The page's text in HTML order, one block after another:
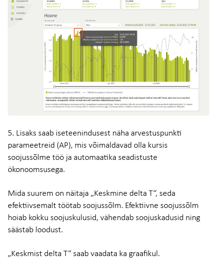
5. Lisaks saab iseteenindusest näha arvestuspunkti
parameetreid (AP), mis võimaldavad olla kursis
soojussõlme töö ja automaatika seadistuste
ökonoomsusega.
Mida suurem on näitaja „Keskmine delta T“, seda
efektiivsemalt töötab soojussõlm. Efektiivne soojussõlm
hoiab kokku soojuskulusid, vähendab soojuskadusid ning
säästab loodust.
„Keskmist delta T“ saab vaadata ka graafikul.